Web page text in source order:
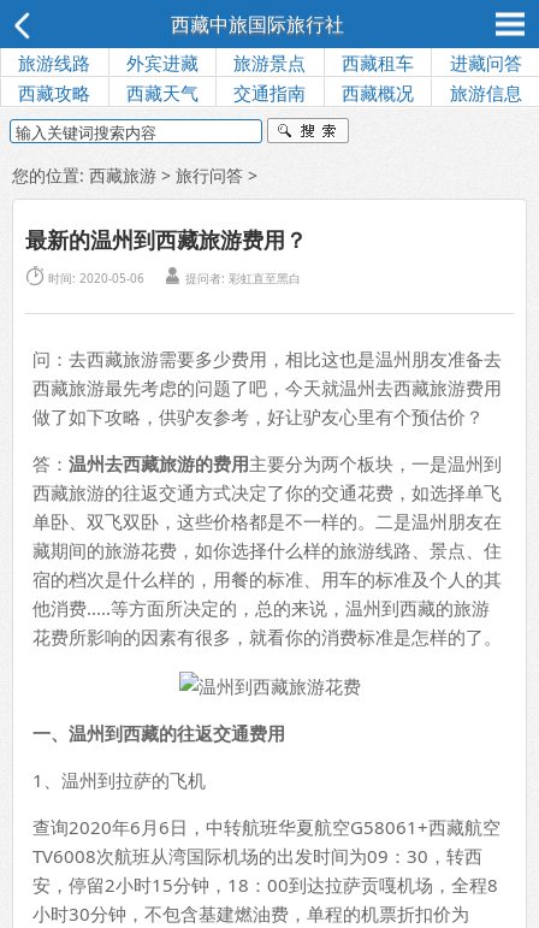
西藏中旅国际旅行社
旅游线路 外宾进藏 旅游景点 西藏租车
进藏问答
西藏攻略
西藏天气 交通指南 西藏概况 旅游信息
您的位置: 西藏旅游 > 旅行问答 >
最新的温州到西藏旅游费用？
 时间: 2020-05-06  提问者: 彩虹直至黑白
问：去西藏旅游需要多少费用，相比这也是温州朋友准备去
西藏旅游最先考虑的问题了吧，今天就温州去西藏旅游费用
做了如下攻略，供驴友参考，好让驴友心里有个预估价？
答： 温州去西藏旅游的费用主要分为两个板块，一是温州到
西藏旅游的往返交通方式决定了你的交通花费，如选择单飞
单卧、双飞双卧，这些价格都是不一样的。二是温州朋友在
藏期间的旅游花费，如你选择什么样的旅游线路、景点、住
宿的档次是什么样的，用餐的标准、用车的标准及个人的其
他消费.....等方面所决定的，总的来说，温州到西藏的旅游
花费所影响的因素有很多，就看你的消费标准是怎样的了。
一、温州到西藏的往返交通费用
1、温州到拉萨的飞机
查询2020年6月6日，中转航班华夏航空G58061+西藏航空
TV6008次航班从湾国际机场的出发时间为09：30，转西
安，停留2小时15分钟，18：00到达拉萨贡嘎机场，全程8
小时30分钟，不包含基建燃油费，单程的机票折扣价为